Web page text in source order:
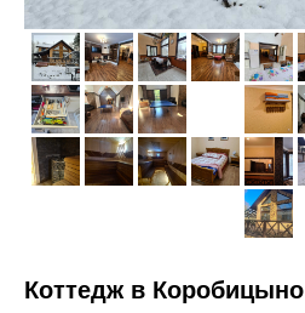
Коттедж в Коробицыно